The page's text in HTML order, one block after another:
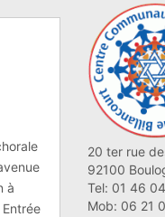
à
20 ter rue
92100
Tel: 01 46
Mob: 06 21